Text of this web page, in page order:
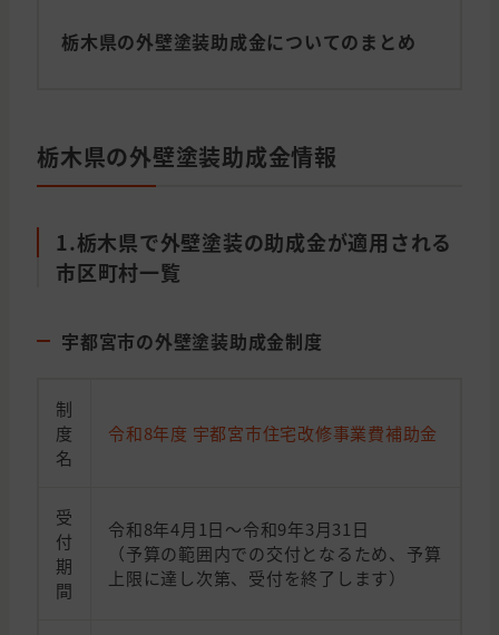
栃木県の外壁塗装助成金についてのまとめ
栃木県の外壁塗装助成金情報
1.栃木県で外壁塗装の助成金が適用される
市区町村一覧
宇都宮市の外壁塗装助成金制度
制
度
名
令和8年度 宇都宮市住宅改修事業費補助金
受
付
期
間
令和8年4月1日～令和9年3月31日
（予算の範囲内での交付となるため、予算
上限に達し次第、受付を終了します）